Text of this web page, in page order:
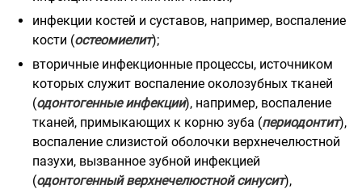
инфекции костей и суставов, например, воспаление
кости (остеомиелит);
вторичные инфекционные процессы, источником
которых служит воспаление околозубных тканей
(одонтогенные инфекции), например, воспаление
тканей, примыкающих к корню зуба (периодонтит),
воспаление слизистой оболочки верхнечелюстной
пазухи, вызванное зубной инфекцией
(одонтогенный верхнечелюстной синусит),